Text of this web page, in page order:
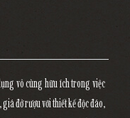
vô cùng hữu ích trong việc
đở rượu với thiết kế độc đáo,